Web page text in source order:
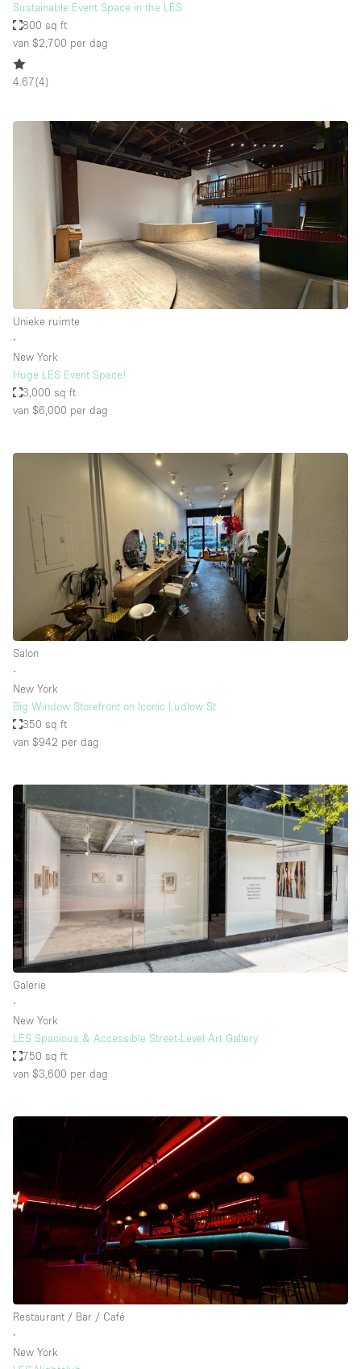
Sustainable Event Space in the LES
800 sq ft
van $2,700 per dag
4.67(4)
Unieke ruimte
∙
New York
Huge LES Event Space!
3,000 sq ft
van $6,000 per dag
Salon
∙
New York
Big Window Storefront on Iconic Ludlow St
350 sq ft
van $942 per dag
Galerie
∙
New York
LES Spacious & Accessible Street-Level Art Gallery
750 sq ft
van $3,600 per dag
Restaurant / Bar / Café
∙
New York